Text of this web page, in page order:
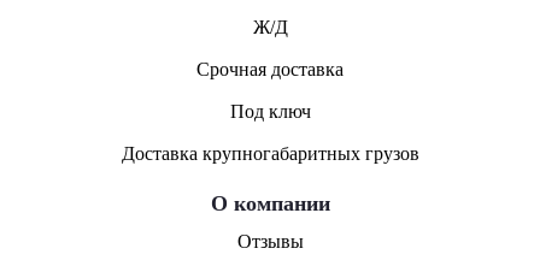
Ж/Д
Срочная доставка
Под ключ
Доставка крупногабаритных грузов
О компании
Отзывы